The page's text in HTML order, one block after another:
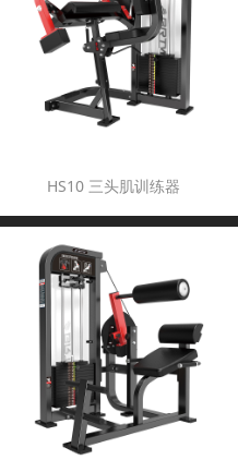
HS10 三头肌训练器